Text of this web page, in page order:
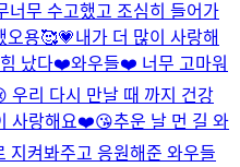
무 수고했고 조심히 들어가
오용🥰💗내가 더 많이 사랑해
힘 났다❤️와우들❤️ 너무 고마워
우리 다시 만날 때 까지 건강
사랑해요❤️😘추운 날 먼 길 와
지켜봐주고 응원해준 와우들